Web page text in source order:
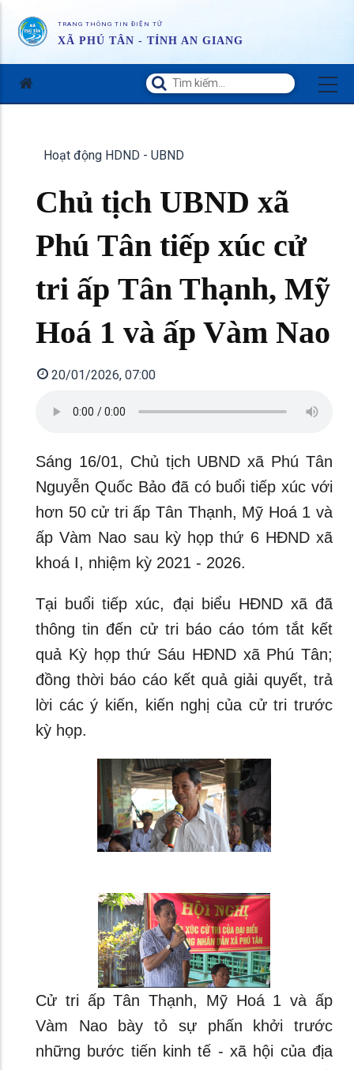
TRANG THÔNG TIN ĐIỆN TỬ
XÃ PHÚ TÂN - TỈNH AN GIANG
Hoạt động HDND - UBND
Chủ tịch UBND xã
Phú Tân tiếp xúc cử
tri ấp Tân Thạnh, Mỹ
Hoá 1 và ấp Vàm Nao
20/01/2026, 07:00
Sáng 16/01, Chủ tịch UBND xã Phú Tân
Nguyễn Quốc Bảo đã có buổi tiếp xúc với
hơn 50 cử tri ấp Tân Thạnh, Mỹ Hoá 1 và
ấp Vàm Nao sau kỳ họp thứ 6 HĐND xã
khoá I, nhiệm kỳ 2021 - 2026.
Tại buổi tiếp xúc, đại biểu HĐND xã đã
thông tin đến cử tri báo cáo tóm tắt kết
quả Kỳ họp thứ Sáu HĐND xã Phú Tân;
đồng thời báo cáo kết quả giải quyết, trả
lời các ý kiến, kiến nghị của cử tri trước
kỳ họp.
Cử tri ấp Tân Thạnh, Mỹ Hoá 1 và ấp
Vàm Nao bày tỏ sự phấn khởi trước
những bước tiến kinh tế - xã hội của địa